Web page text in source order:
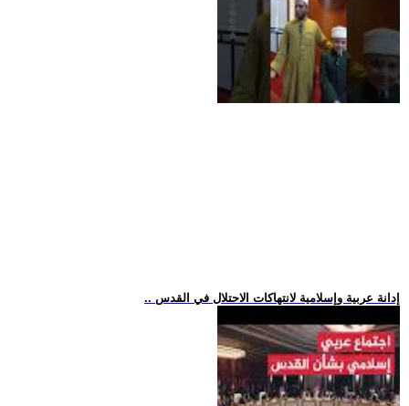
.. إدانة عربية وإسلامية لانتهاكات الاحتلال في القدس